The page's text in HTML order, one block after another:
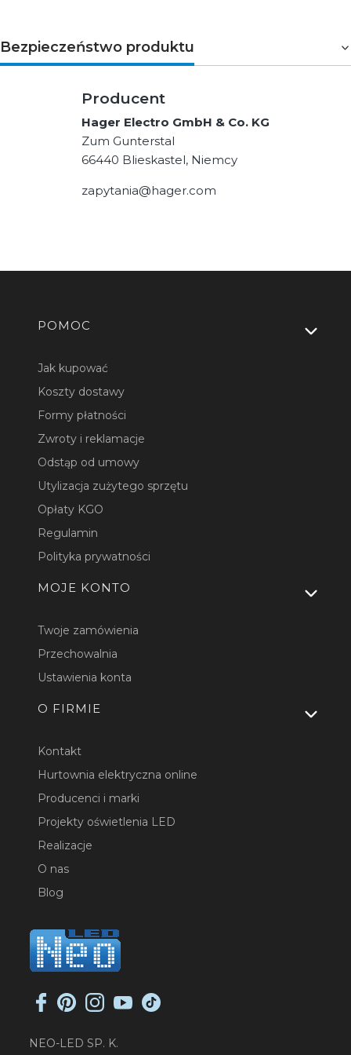
Bezpieczeństwo produktu
Producent
Hager Electro GmbH & Co. KG
Zum Gunterstal
66440 Blieskastel, Niemcy
zapytania@hager.com
Linki w stopce
POMOC
Jak kupować
Koszty dostawy
Formy płatności
Zwroty i reklamacje
Odstąp od umowy
Utylizacja zużytego sprzętu
Opłaty KGO
Regulamin
Polityka prywatności
MOJE KONTO
Twoje zamówienia
Przechowalnia
Ustawienia konta
O FIRMIE
Kontakt
Hurtownia elektryczna online
Producenci i marki
Projekty oświetlenia LED
Realizacje
O nas
Blog
NEO-LED SP. K.